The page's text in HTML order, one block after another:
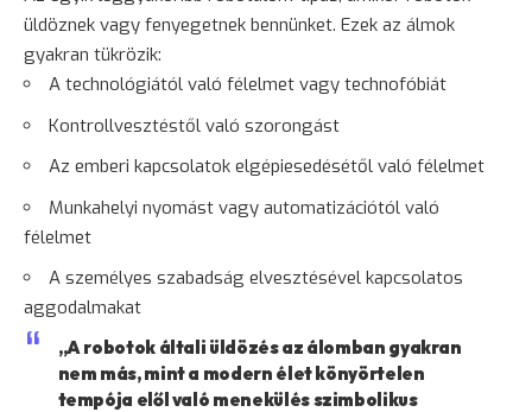
üldöznek vagy fenyegetnek bennünket. Ezek az álmok
gyakran tükrözik:
A technológiától való félelmet vagy technofóbiát
Kontrollvesztéstől való szorongást
Az emberi kapcsolatok elgépiesedésétől való félelmet
Munkahelyi nyomást vagy automatizációtól való
félelmet
A személyes szabadság elvesztésével kapcsolatos
aggodalmakat
„A robotok általi üldözés az álomban gyakran
nem más, mint a modern élet könyörtelen
tempója elől való menekülésszimbolikus